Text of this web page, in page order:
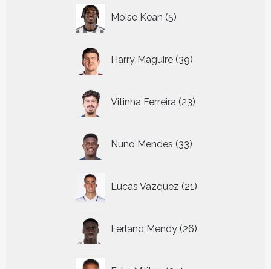
Moise Kean 5
producten
Harry Maguire 39
producten
Vitinha Ferreira 23
producten
Nuno Mendes 33
producten
Lucas Vazquez 21
producten
Ferland Mendy 26
producten